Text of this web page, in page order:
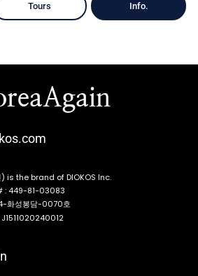
Tours Info.
is the brand of DIOKOS Inc.
: 449-81-03083
화성봉담-0070호
J1511020240012